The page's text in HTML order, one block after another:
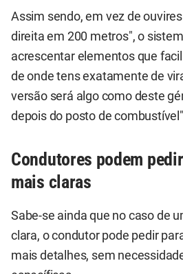
Assim sendo, em vez de
direita em 200 metros", o
acrescentar elementos que
de onde tens exatamente de
versão será algo como deste
depois do posto de
Condutores podem
mais claras
Sabe-se ainda que no caso de
clara, o condutor pode pedir
mais detalhes, sem